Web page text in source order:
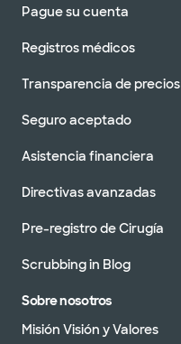
Pague su cuenta
Registros médicos
Transparencia de precios
Seguro aceptado
Asistencia financiera
Directivas avanzadas
Pre-registro de Cirugía
Scrubbing in Blog
Sobre nosotros
Misión Visión y Valores